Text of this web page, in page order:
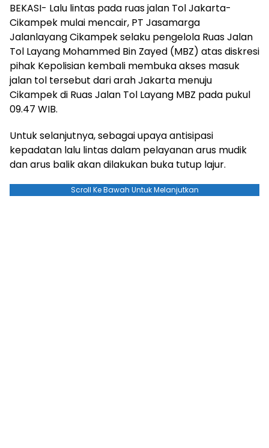
BEKASI- Lalu lintas pada ruas jalan Tol Jakarta-
Cikampek mulai mencair, PT Jasamarga
Jalanlayang Cikampek selaku pengelola Ruas Jalan
Tol Layang Mohammed Bin Zayed (MBZ) atas diskresi
pihak Kepolisian kembali membuka akses masuk
jalan tol tersebut dari arah Jakarta menuju
Cikampek di Ruas Jalan Tol Layang MBZ pada pukul
09.47 WIB.
Untuk selanjutnya, sebagai upaya antisipasi
kepadatan lalu lintas dalam pelayanan arus mudik
dan arus balik akan dilakukan buka tutup lajur.
Scroll Ke Bawah Untuk Melanjutkan